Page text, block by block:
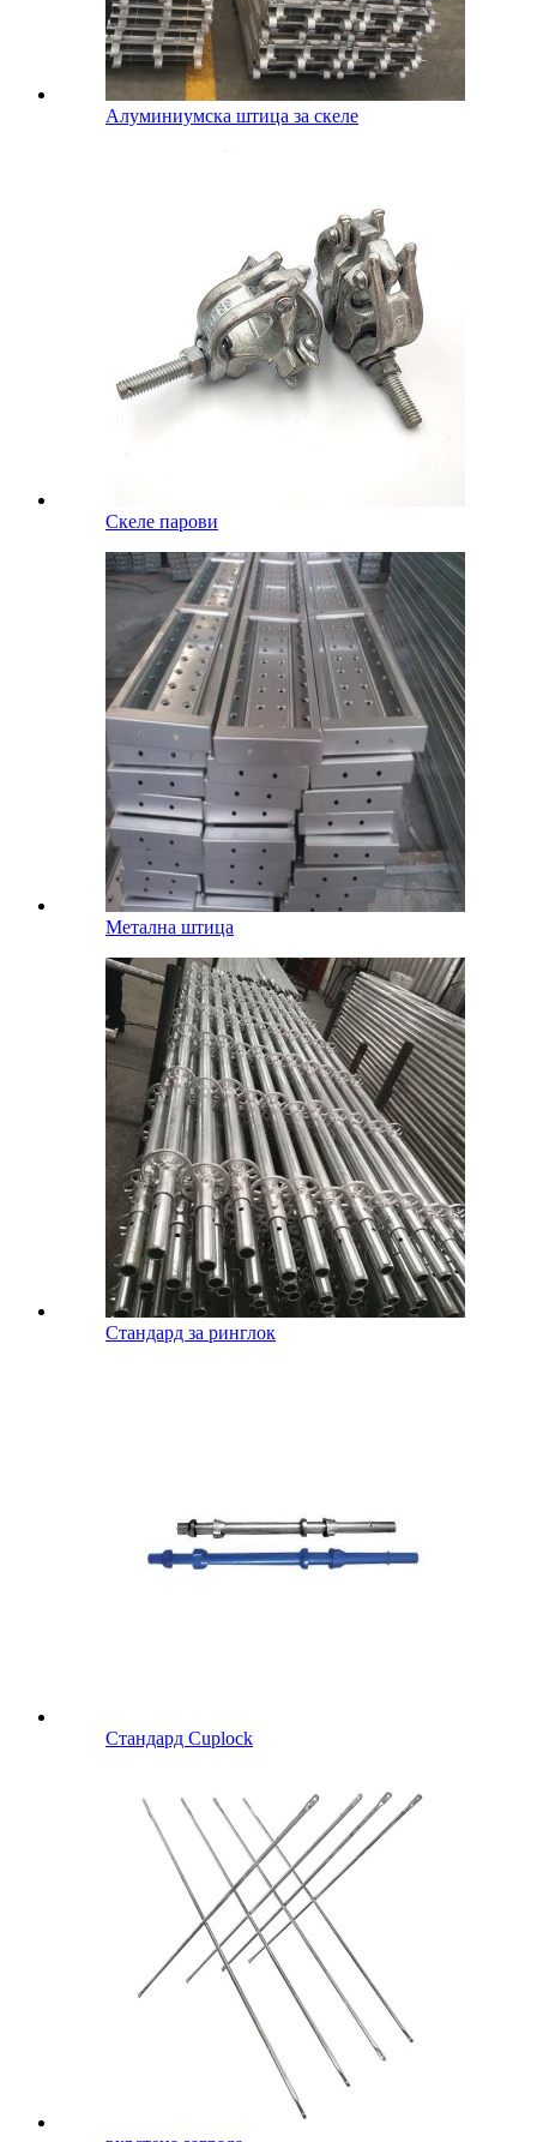
Алуминиумска штица за скеле
Скеле парови
Метална штица
Стандард за ринглок
Стандард Cuplock